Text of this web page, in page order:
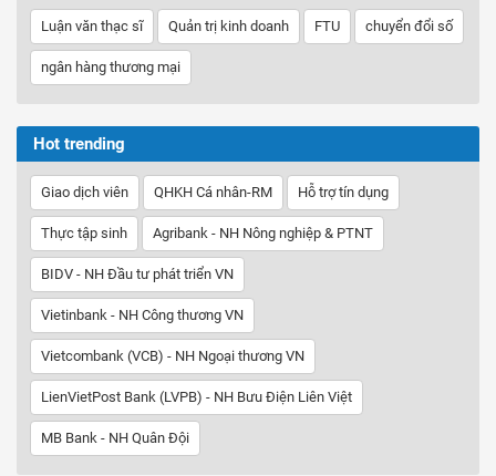
Luận văn thạc sĩ Quản trị kinh doanh FTU chuyển đổi số
ngân hàng thương mại
Hot trending
Giao dịch viên QHKH Cá nhân-RM Hỗ trợ tín dụng
Thực tập sinh Agribank - NH Nông nghiệp & PTNT
BIDV - NH Đầu tư phát triển VN
Vietinbank - NH Công thương VN
Vietcombank (VCB) - NH Ngoại thương VN
LienVietPost Bank (LVPB) - NH Bưu Điện Liên Việt
MB Bank - NH Quân Đội